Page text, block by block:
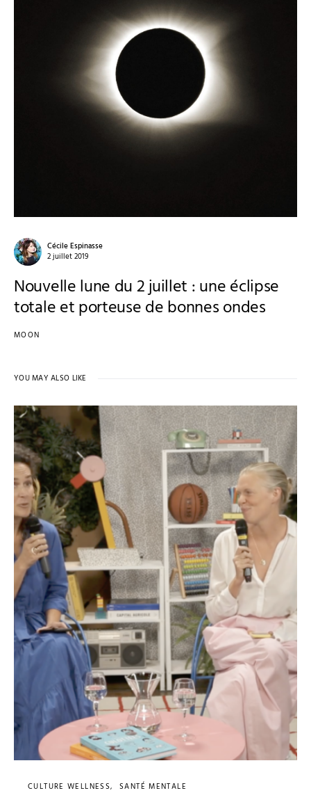
Cécile Espinasse
2 juillet 2019
Nouvelle lune du 2 juillet : une éclipse
totale et porteuse de bonnes ondes
MOON
YOU MAY ALSO LIKE
CULTURE WELLNESS SANTÉ MENTALE